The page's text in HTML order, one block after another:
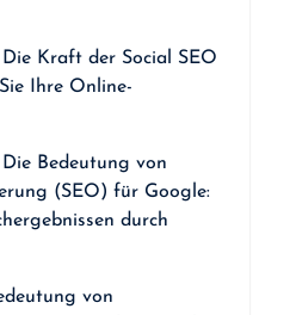
Die Kraft der Social SEO
Ihre Online-
Die Bedeutung von
(SEO) für Google:
durch
von